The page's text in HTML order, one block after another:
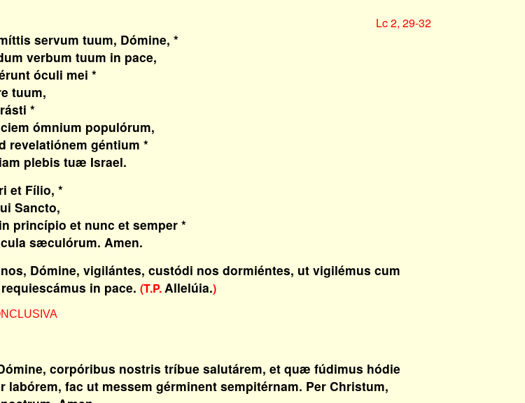
Lc 2, 29-32
servum tuum, Dómine, *
verbum tuum in pace,
óculi mei *
tuum,
*
ómnium populórum,
revelatiónem géntium *
plebis tuæ Israel.
et Fílio, *
Sancto,
princípio et nunc et semper *
sæculórum. Amen.
Dómine, vigilántes, custódi nos dormiéntes, ut vigilémus cum
in pace.(T.P.Allelúia.)
corpóribus nostris tríbue salutárem, et quæ fúdimus hódie
labórem, fac ut messem gérminent sempitérnam. Per Christum,